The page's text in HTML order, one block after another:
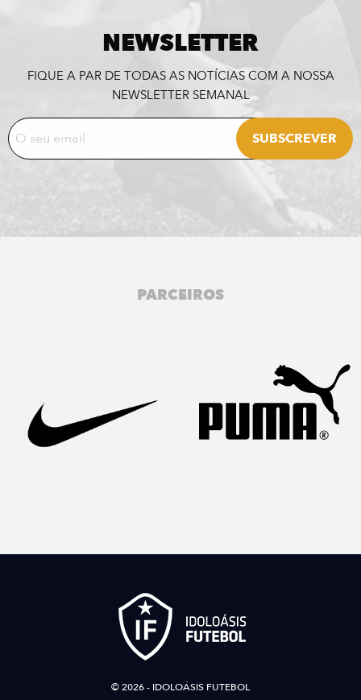
NEWSLETTER
FIQUE A PAR DE TODAS AS NOTÍCIAS COM A NOSSA
NEWSLETTER SEMANAL
PARCEIROS
© 2026 - IDOLOÁSIS FUTEBOL